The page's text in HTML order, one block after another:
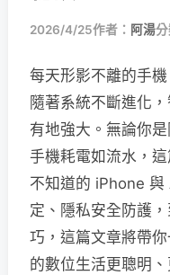
2026/4/25作者： 阿湯分
每天形影不離的手
隨著系統不斷進化
有地強大。無論你
手機耗電如流水，
不知道的 iPhone
定、隱私安全防護
巧，這篇文章將帶
的數位生活更聰明、